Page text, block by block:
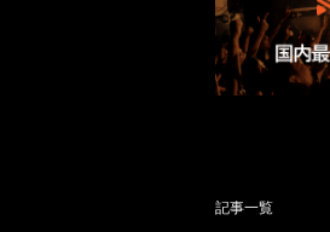
記事一覧